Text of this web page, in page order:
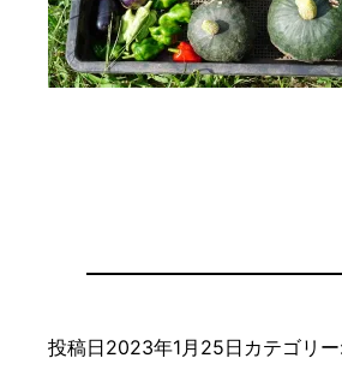
投稿日2023年1月25日 カテゴリ